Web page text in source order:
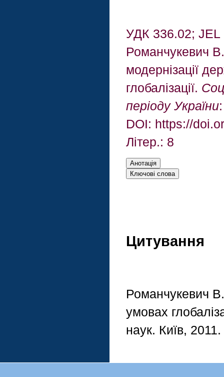
УДК 336.02; JEL
Романчукевич
модернізації
глобалізації.
періоду України
DOI: https://
Літер.: 8
Цитування
Романчукевич
умовах
наук. Київ,